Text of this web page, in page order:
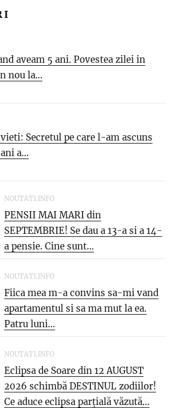
aveam 5 ani. Povestea zilei in
nou la...
Secretul pe care l-am ascuns
a...
NOUTATI.INFO
PENSII MAI MARI din
SEPTEMBRIE! Se dau a 13-a si a 14-
a pensie. Cine sunt...
NOUTATI.INFO
Fiica mea m-a convins sa-mi vand
apartamentul si sa ma mut la ea.
Patru luni...
NOUTATI.INFO
Eclipsa de Soare din 12 AUGUST
2026 schimbă DESTINUL zodiilor!
Ce aduce eclipsa parțială văzută...